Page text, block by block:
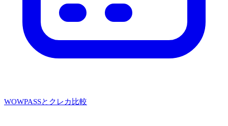
WOWPASSとクレカ比較